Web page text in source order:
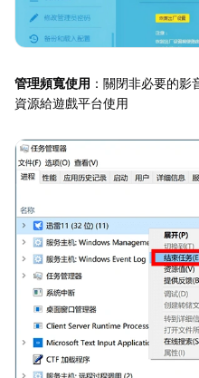
管理頻寬使用 ：關閉非必要的
資源給遊戲平台使用